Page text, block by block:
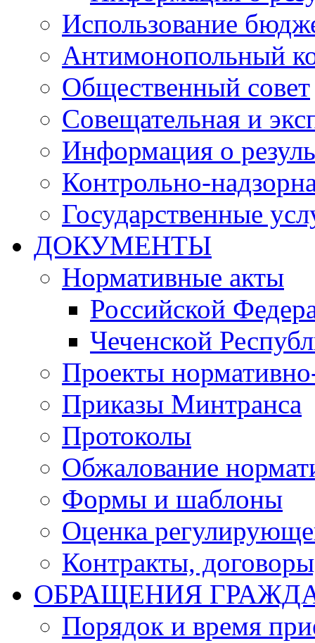
Использование
Антимонопольный
Общественный совет
Совещательная и
Информация о
Контрольно-
Государственные
ДОКУМЕНТЫ
Нормативные акты
Российской
Чеченской
Проекты
Приказы Минтранса
Протоколы
Обжалование
Формы и шаблоны
Оценка
Контракты,
ОБРАЩЕНИЯ
Порядок и время